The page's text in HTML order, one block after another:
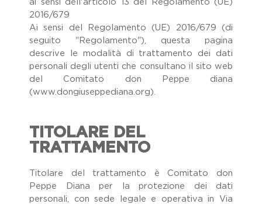
Dicono Di Noi
Il Viaggio Sulle Terre Di Don
Peppe Diana
Festival Dell'impegno Civile
Memoria Delle Vittime
Diana
19 Marzo
Gallery
Home
ai sensi dell'articolo 13 del Regolamento (UE)
2016/679
Ai sensi del Regolamento (UE) 2016/679 (di
seguito "Regolamento"), questa pagina
descrive le modalità di trattamento dei dati
personali degli utenti che consultano il sito web
del Comitato don Peppe diana
(www.dongiuseppediana.org).
TITOLARE DEL
TRATTAMENTO
Titolare del trattamento è Comitato don
Peppe Diana per la protezione dei dati
personali, con sede legale e operativa in Via